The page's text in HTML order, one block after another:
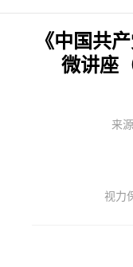
《中国共
微讲座
来
视力